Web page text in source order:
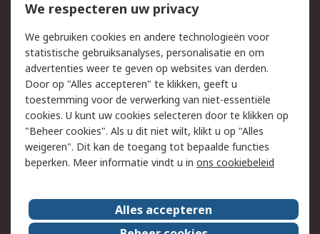
Bestellen
Inkoopoplossingen
Track & Trace
Wettelijk
Cookiebeleid
Email veiligheid
Privacybeleid
Websitevoorwaarden
Algemene
verkoopvoorwaarden
Over RS
RS Group Over ons
We respecteren uw privacy
We gebruiken cookies en andere technologieën voor
statistische gebruiksanalyses, personalisatie en om
advertenties weer te geven op websites van derden.
Door op "Alles accepteren" te klikken, geeft u
toestemming voor de verwerking van niet-essentiële
cookies. U kunt uw cookies selecteren door te klikken op
"Beheer cookies". Als u dit niet wilt, klikt u op "Alles
weigeren". Dit kan de toegang tot bepaalde functies
beperken. Meer informatie vindt u in ons cookiebeleid
Alles accepteren